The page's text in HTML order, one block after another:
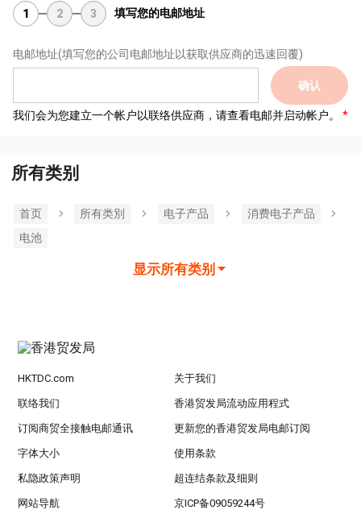
1 2 3 填写您的电邮地址
电邮地址(填写您的公司电邮地址以获取供应商的迅速回覆)
确认
我们会为您建立一个帐户以联络供应商，请查看电邮并启动帐户。
所有类别
首页 所有类別 电子产品
消费电子产品
电池
显示所有类别
HKTDC.com 关于我们
联络我们 香港贸发局流动应用程式
订阅商贸全接触电邮通讯 更新您的香港贸发局电邮订阅
字体大小 使用条款
私隐政策声明 超连结条款及细则
网站导航 京ICP备09059244号